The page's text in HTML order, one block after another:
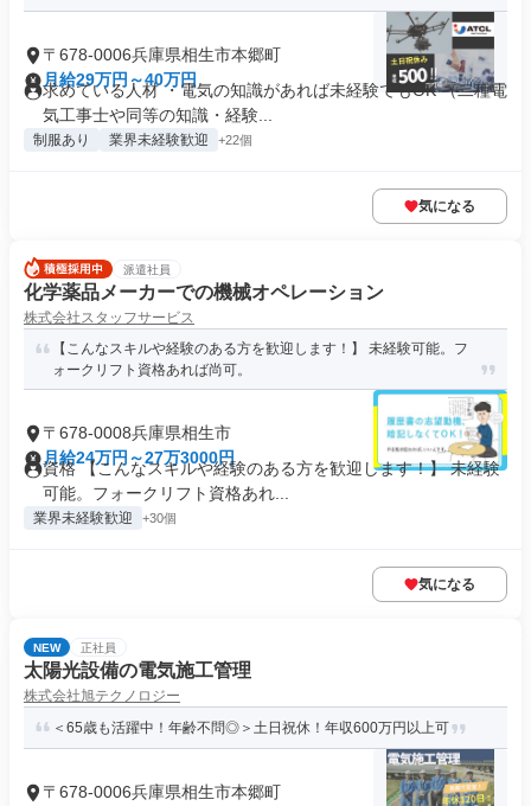
〒678-0006兵庫県相生市本郷町
月給29万円～40万円
求めている人材 ・電気の知識があれば未経験でもOK （二種電
気工事士や同等の知識・経験...
制服あり 業界未経験歓迎 +22個
気になる
派遣社員
化学薬品メーカーでの機械オペレーション
株式会社スタッフサービス
【こんなスキルや経験のある方を歓迎します！】 未経験可能。フ
ォークリフト資格あれば尚可。
〒678-0008兵庫県相生市
月給24万円～27万3000円
資格 【こんなスキルや経験のある方を歓迎します！】 未経験
可能。フォークリフト資格あれ...
業界未経験歓迎 +30個
気になる
NEW 正社員
太陽光設備の電気施工管理
株式会社旭テクノロジー
＜65歳も活躍中！年齢不問◎＞土日祝休！年収600万円以上可
〒678-0006兵庫県相生市本郷町